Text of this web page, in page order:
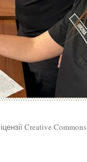
Creative Commons